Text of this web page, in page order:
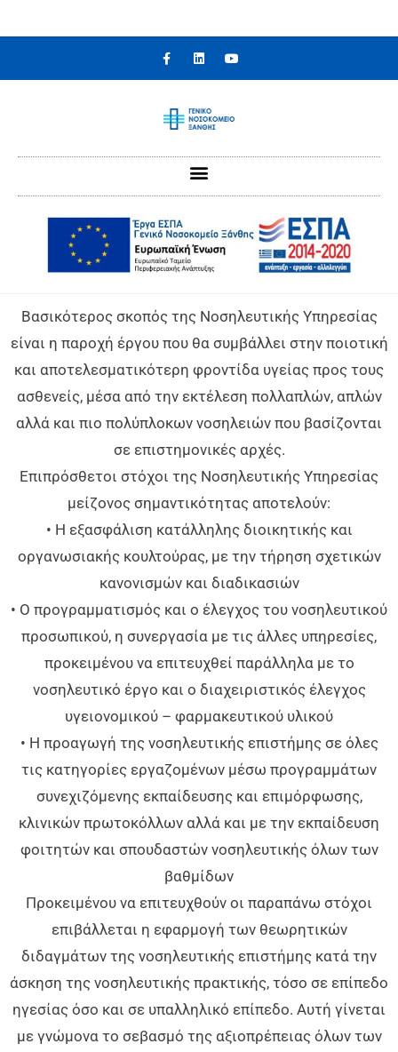
Βασικότερος σκοπός της Νοσηλευτικής Υπηρεσίας
είναι η παροχή έργου που θα συμβάλλει στην ποιοτική
και αποτελεσματικότερη φροντίδα υγείας προς τους
ασθενείς, μέσα από την εκτέλεση πολλαπλών, απλών
αλλά και πιο πολύπλοκων νοσηλειών που βασίζονται
σε επιστημονικές αρχές.
Επιπρόσθετοι στόχοι της Νοσηλευτικής Υπηρεσίας
μείζονος σημαντικότητας αποτελούν:
• Η εξασφάλιση κατάλληλης διοικητικής και
οργανωσιακής κουλτούρας, με την τήρηση σχετικών
κανονισμών και διαδικασιών
• Ο προγραμματισμός και ο έλεγχος του νοσηλευτικού
προσωπικού, η συνεργασία με τις άλλες υπηρεσίες,
προκειμένου να επιτευχθεί παράλληλα με το
νοσηλευτικό έργο και ο διαχειριστικός έλεγχος
υγειονομικού – φαρμακευτικού υλικού
• Η προαγωγή της νοσηλευτικής επιστήμης σε όλες
τις κατηγορίες εργαζομένων μέσω προγραμμάτων
συνεχιζόμενης εκπαίδευσης και επιμόρφωσης,
κλινικών πρωτοκόλλων αλλά και με την εκπαίδευση
φοιτητών και σπουδαστών νοσηλευτικής όλων των
βαθμίδων
Προκειμένου να επιτευχθούν οι παραπάνω στόχοι
επιβάλλεται η εφαρμογή των θεωρητικών
διδαγμάτων της νοσηλευτικής επιστήμης κατά την
άσκηση της νοσηλευτικής πρακτικής, τόσο σε επίπεδο
ηγεσίας όσο και σε υπαλληλικό επίπεδο. Αυτή γίνεται
με γνώμονα το σεβασμό της αξιοπρέπειας όλων των